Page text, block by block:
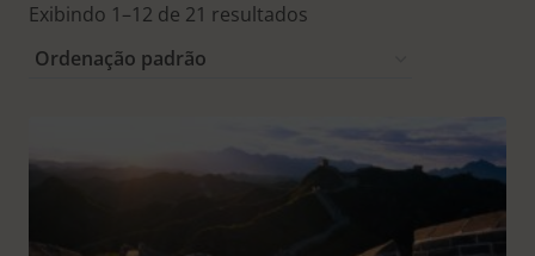
Exibindo 1–12 de 21 resultados